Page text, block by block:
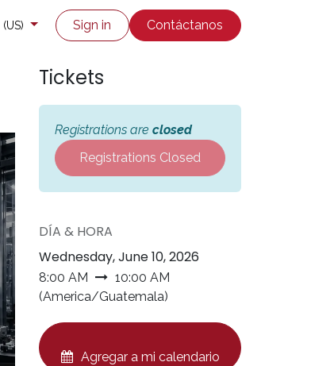
Enviar un ticketSign in Contáctanos
Tickets
Registrations are closed
Registrations Closed
DÍA & HORA
Wednesday, June 10, 2026
8:00 AM
10:00 AM
(America/Guatemala)
Agregar a mi calendario